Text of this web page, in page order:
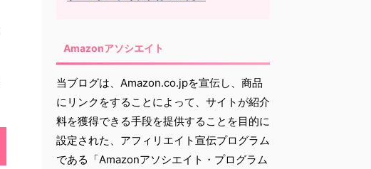
Amazonアソシエイト
当ブログは、Amazon.co.jpを宣伝し、商品
にリンクをすることによって、サイトが紹介
料を獲得できる手段を提供することを目的に
設定された、アフィリエイト宣伝プログラム
である「Amazonアソシエイト・プログラム